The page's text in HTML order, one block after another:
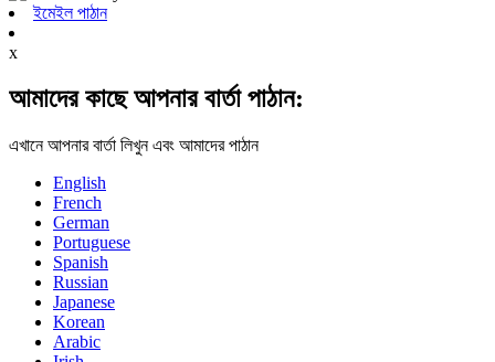
ইমেইল পাঠান
x
আমাদের কাছে আপনার বার্তা পাঠান:
এখানে আপনার বার্তা লিখুন এবং আমাদের পাঠান
English
French
German
Portuguese
Spanish
Russian
Japanese
Korean
Arabic